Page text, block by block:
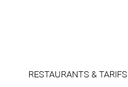
RESTAURANTS & TARIFS